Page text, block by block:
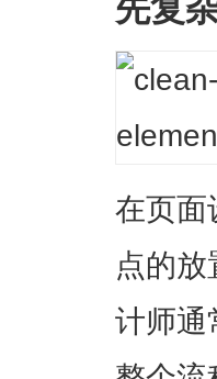
先复
在页面
点的
计师通